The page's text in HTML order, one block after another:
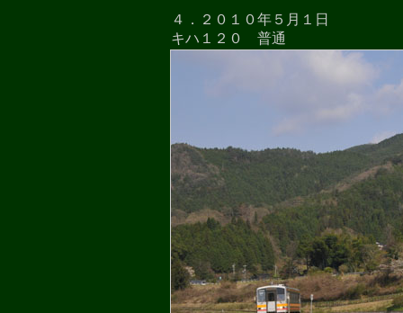
４．２０１０年５月１日
キハ１２０ 普通